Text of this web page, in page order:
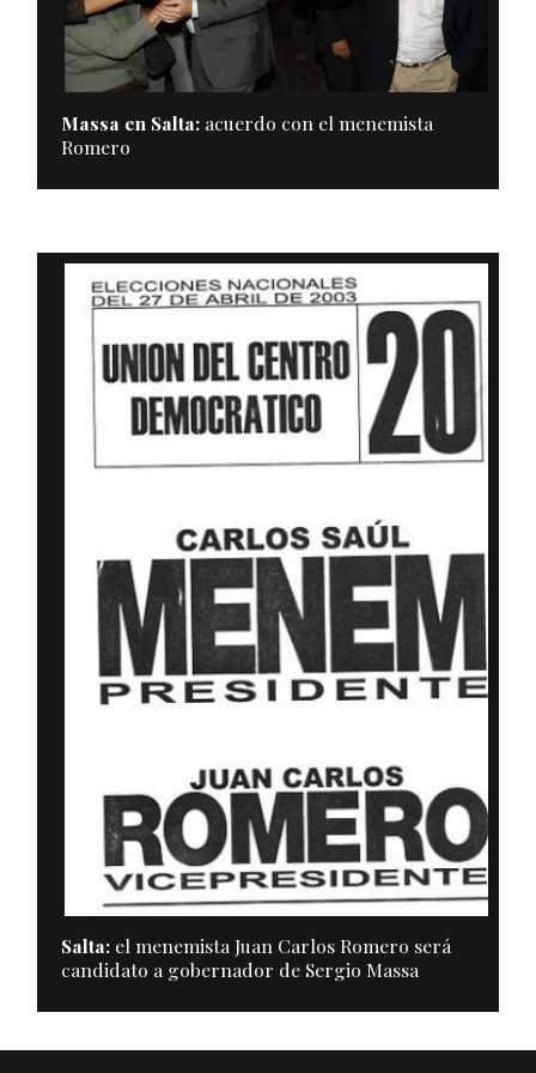
Massa en Salta:acuerdo con el menemista
Romero
Salta:el menemista Juan Carlos Romero será
candidato a gobernador de Sergio Massa